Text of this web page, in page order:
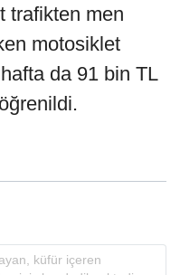
trafikten men
motosiklet
da 91 bin TL